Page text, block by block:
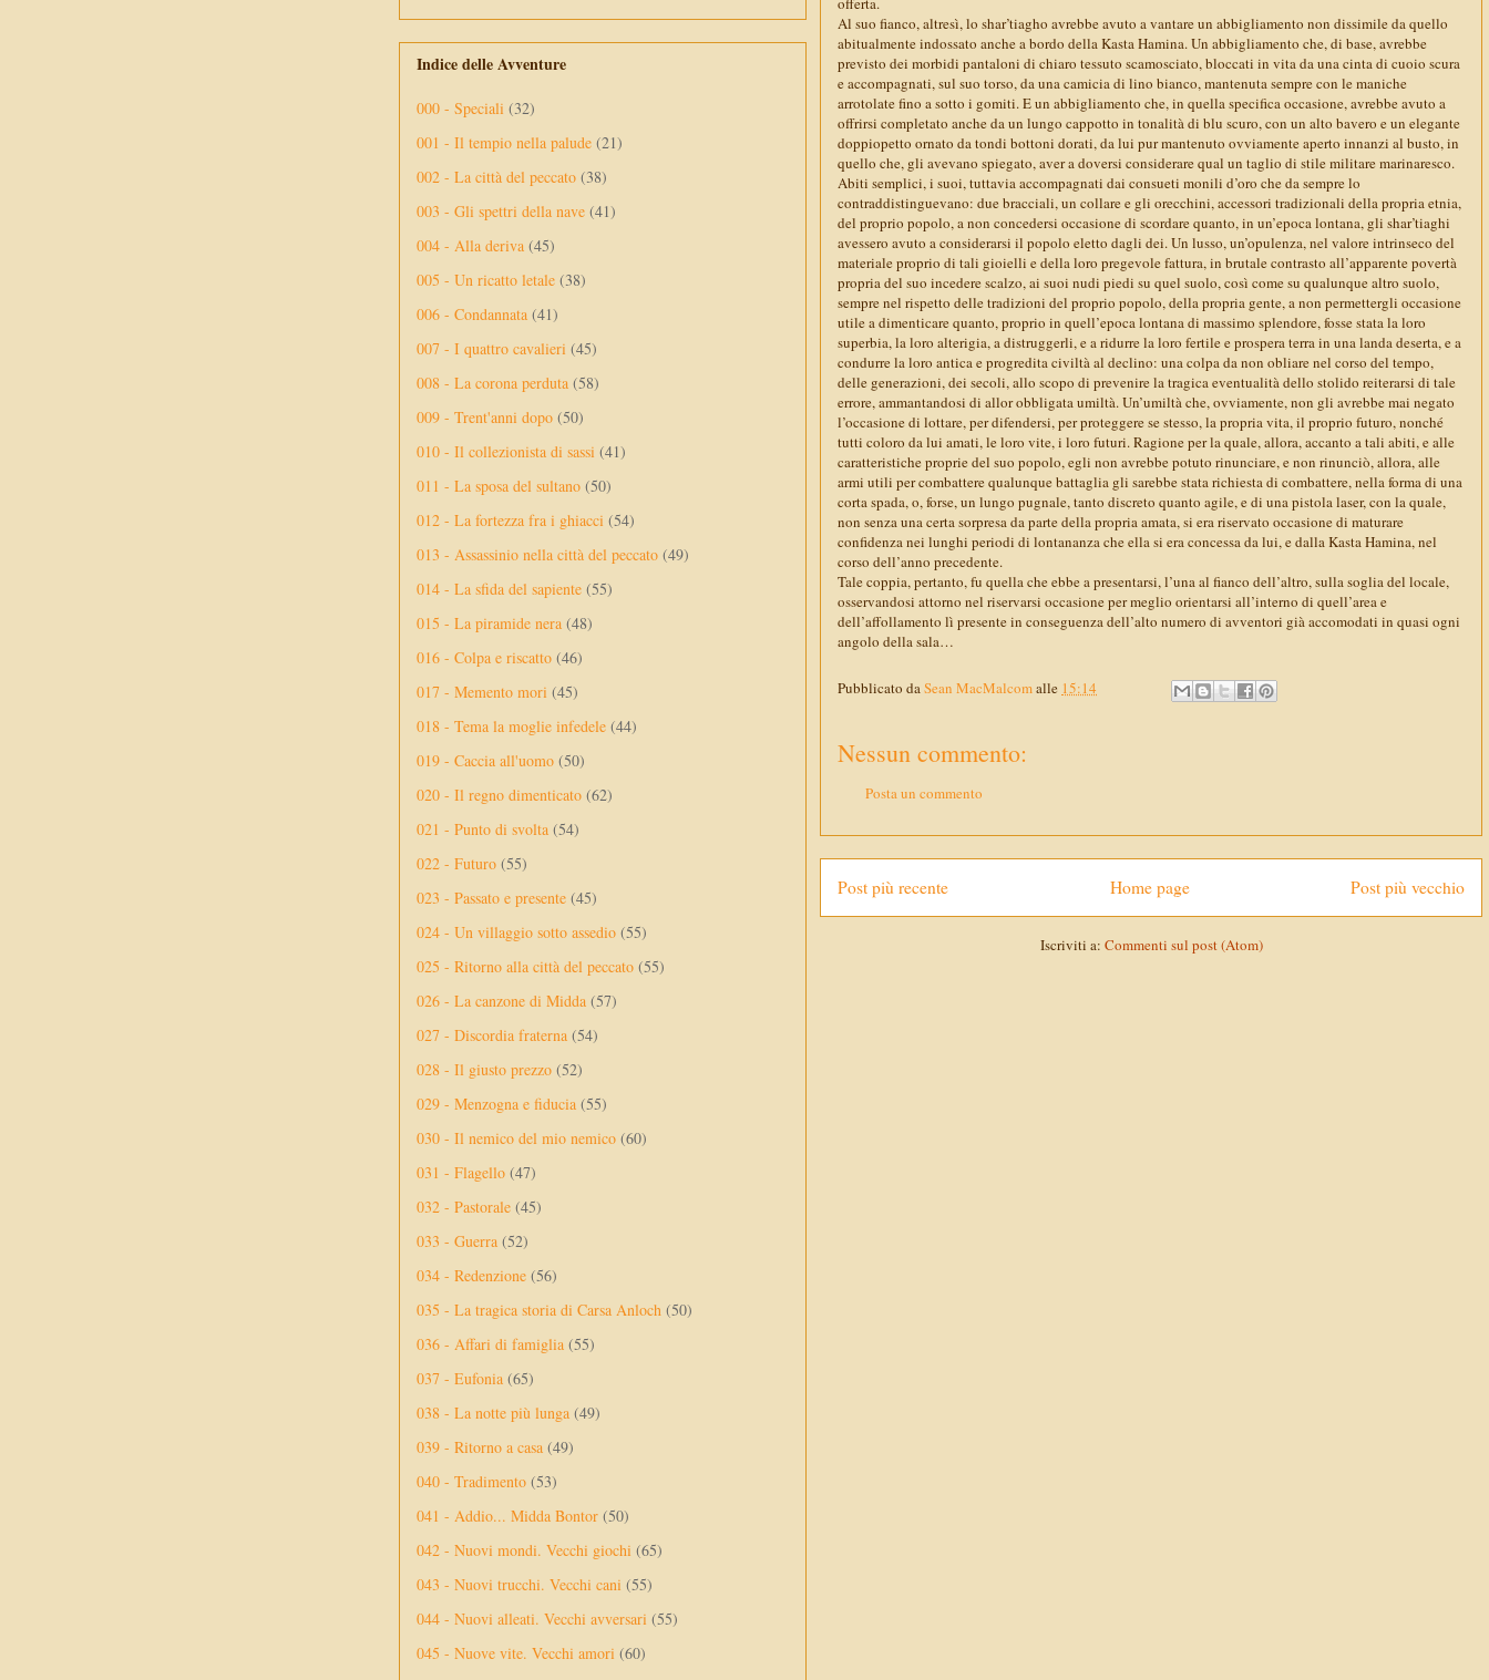
Al suo fianco, altresì, lo shar’tiagho avrebbe avuto a vantare un abbigliamento non dissimile da quello
abitualmente indossato anche a bordo della Kasta Hamina. Un abbigliamento che, di base, avrebbe
previsto dei morbidi pantaloni di chiaro tessuto scamosciato, bloccati in vita da una cinta di cuoio scura
e accompagnati, sul suo torso, da una camicia di lino bianco, mantenuta sempre con le maniche
arrotolate fino a sotto i gomiti. E un abbigliamento che, in quella specifica occasione, avrebbe avuto a
offrirsi completato anche da un lungo cappotto in tonalità di blu scuro, con un alto bavero e un elegante
doppiopetto ornato da tondi bottoni dorati, da lui pur mantenuto ovviamente aperto innanzi al busto, in
quello che, gli avevano spiegato, aver a doversi considerare qual un taglio di stile militare marinaresco.
Abiti semplici, i suoi, tuttavia accompagnati dai consueti monili d’oro che da sempre lo
contraddistinguevano: due bracciali, un collare e gli orecchini, accessori tradizionali della propria etnia,
del proprio popolo, a non concedersi occasione di scordare quanto, in un’epoca lontana, gli shar’tiaghi
avessero avuto a considerarsi il popolo eletto dagli dei. Un lusso, un’opulenza, nel valore intrinseco del
materiale proprio di tali gioielli e della loro pregevole fattura, in brutale contrasto all’apparente povertà
propria del suo incedere scalzo, ai suoi nudi piedi su quel suolo, così come su qualunque altro suolo,
sempre nel rispetto delle tradizioni del proprio popolo, della propria gente, a non permettergli occasione
utile a dimenticare quanto, proprio in quell’epoca lontana di massimo splendore, fosse stata la loro
superbia, la loro alterigia, a distruggerli, e a ridurre la loro fertile e prospera terra in una landa deserta, e a
condurre la loro antica e progredita civiltà al declino: una colpa da non obliare nel corso del tempo,
delle generazioni, dei secoli, allo scopo di prevenire la tragica eventualità dello stolido reiterarsi di tale
errore, ammantandosi di allor obbligata umiltà. Un’umiltà che, ovviamente, non gli avrebbe mai negato
l’occasione di lottare, per difendersi, per proteggere se stesso, la propria vita, il proprio futuro, nonché
tutti coloro da lui amati, le loro vite, i loro futuri. Ragione per la quale, allora, accanto a tali abiti, e alle
caratteristiche proprie del suo popolo, egli non avrebbe potuto rinunciare, e non rinunciò, allora, alle
armi utili per combattere qualunque battaglia gli sarebbe stata richiesta di combattere, nella forma di una
corta spada, o, forse, un lungo pugnale, tanto discreto quanto agile, e di una pistola laser, con la quale,
non senza una certa sorpresa da parte della propria amata, si era riservato occasione di maturare
confidenza nei lunghi periodi di lontananza che ella si era concessa da lui, e dalla Kasta Hamina, nel
corso dell’anno precedente.
Tale coppia, pertanto, fu quella che ebbe a presentarsi, l’una al fianco dell’altro, sulla soglia del locale,
osservandosi attorno nel riservarsi occasione per meglio orientarsi all’interno di quell’area e
dell’affollamento lì presente in conseguenza dell’alto numero di avventori già accomodati in quasi ogni
angolo della sala…
Pubblicato daSean MacMalcomalle 15:14
Nessun commento:
Posta un commento
Post più recente Post più vecchio
Home page
Iscriviti a: Commenti sul post (Atom)
Indice delle Avventure
000 - Speciali (32)
001 - Il tempio nella palude (21)
002 - La città del peccato (38)
003 - Gli spettri della nave (41)
004 - Alla deriva (45)
005 - Un ricatto letale (38)
006 - Condannata (41)
007 - I quattro cavalieri (45)
008 - La corona perduta (58)
009 - Trent'anni dopo (50)
010 - Il collezionista di sassi (41)
011 - La sposa del sultano (50)
012 - La fortezza fra i ghiacci (54)
013 - Assassinio nella città del peccato (49)
014 - La sfida del sapiente (55)
015 - La piramide nera (48)
016 - Colpa e riscatto (46)
017 - Memento mori (45)
018 - Tema la moglie infedele (44)
019 - Caccia all'uomo (50)
020 - Il regno dimenticato (62)
021 - Punto di svolta (54)
022 - Futuro (55)
023 - Passato e presente (45)
024 - Un villaggio sotto assedio (55)
025 - Ritorno alla città del peccato (55)
026 - La canzone di Midda (57)
027 - Discordia fraterna (54)
028 - Il giusto prezzo (52)
029 - Menzogna e fiducia (55)
030 - Il nemico del mio nemico (60)
031 - Flagello (47)
032 - Pastorale (45)
033 - Guerra (52)
034 - Redenzione (56)
035 - La tragica storia di Carsa Anloch (50)
036 - Affari di famiglia (55)
037 - Eufonia (65)
038 - La notte più lunga (49)
039 - Ritorno a casa (49)
040 - Tradimento (53)
041 - Addio... Midda Bontor (50)
042 - Nuovi mondi. Vecchi giochi (65)
043 - Nuovi trucchi. Vecchi cani (55)
044 - Nuovi alleati. Vecchi avversari (55)
045 - Nuove vite. Vecchi amori (60)